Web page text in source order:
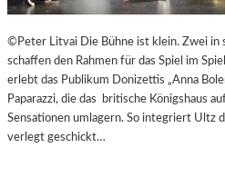
©Peter Litvai Die Bühne ist klein. Zwei in
schaffen den Rahmen für das Spiel im
erlebt das Publikum Donizettis „Anna
Paparazzi, die das britische Königshaus
Sensationen umlagern. So integriert Ultz
verlegt geschickt…